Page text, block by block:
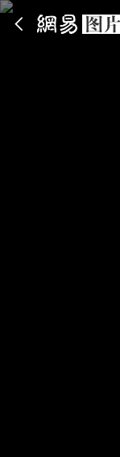
App内打开